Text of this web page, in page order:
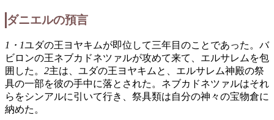
ダニエルの預言
1・1ユダの王ヨヤキムが即位して三年目のことであった。バ
ビロンの王ネブカドネツァルが攻めて来て、エルサレムを包
囲した。 2主は、ユダの王ヨヤキムと、エルサレム神殿の祭
具の一部を彼の手中に落とされた。ネブカドネツァルはそれ
らをシンアルに引いて行き、祭具類は自分の神々の宝物倉に
納めた。